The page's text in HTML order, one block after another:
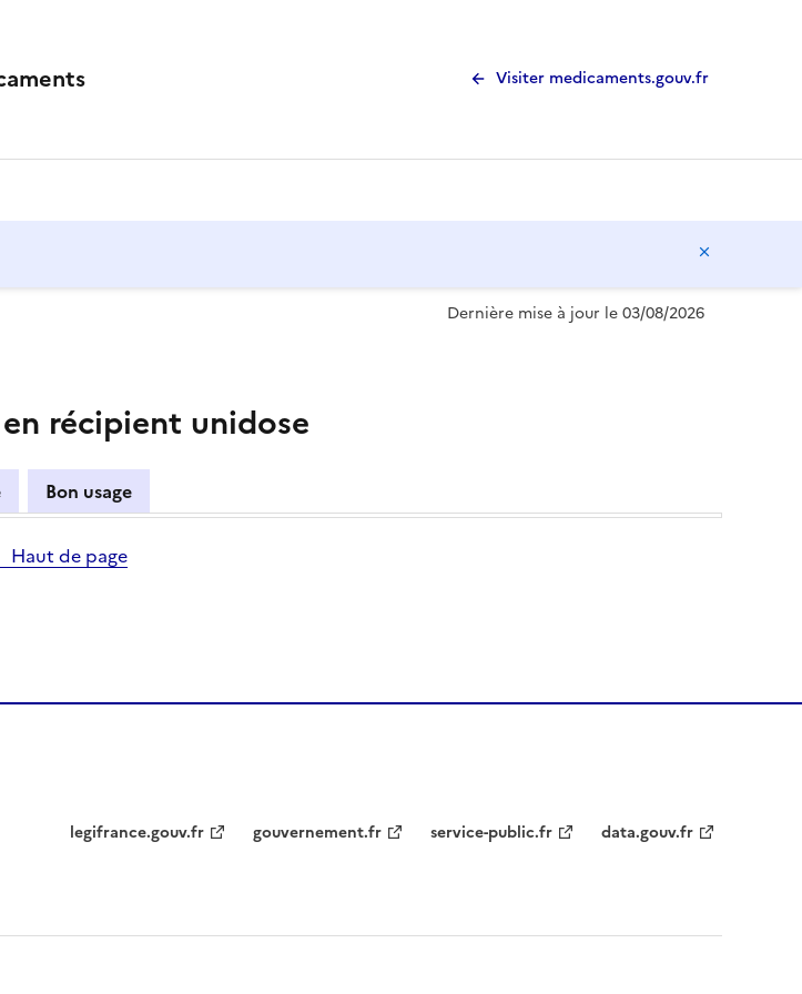
Visiter medicaments.gouv.fr
Dernière mise à jour le 03/08/2026
récipient unidose
Bon usage
Haut de page
legifrance.gouv.fr gouvernement.fr service-public.fr data.gouv.fr